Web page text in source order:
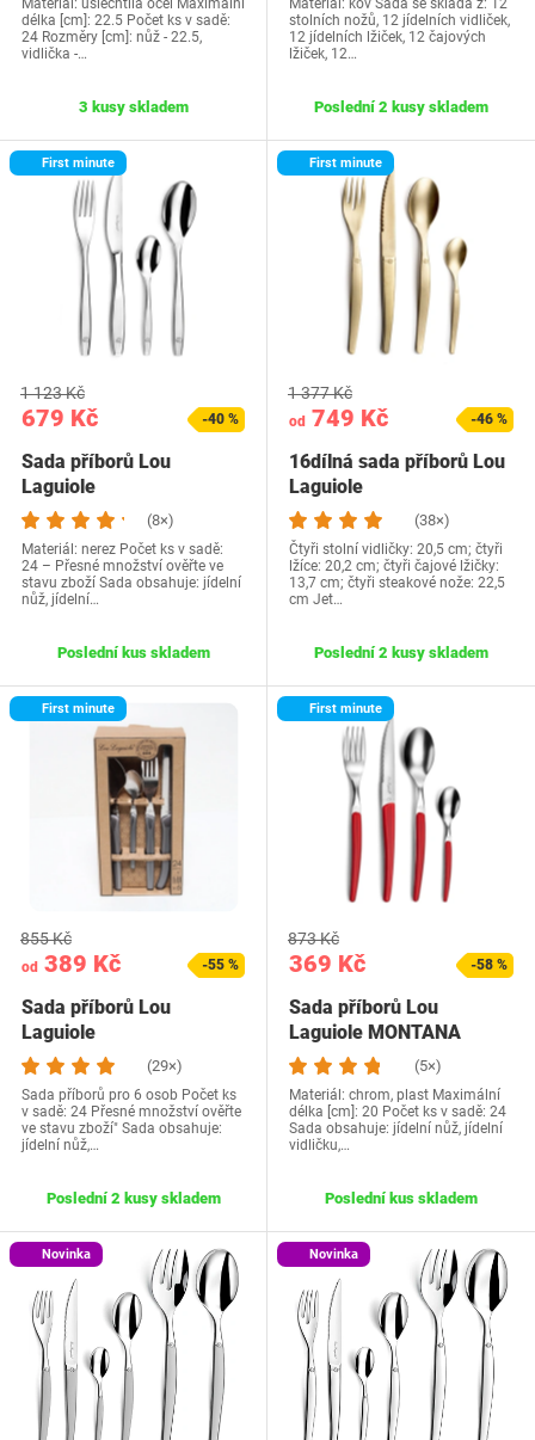
Materiál: ušlechtilá ocel Maximální
délka [cm]: 22.5 Počet ks v sadě:
24 Rozměry [cm]: nůž - 22.5,
vidlička -…
3 kusy skladem
Materiál: kov Sada se skláda z: 12
stolních nožů, 12 jídelních vidliček,
12 jídelních lžiček, 12 čajových
lžiček, 12…
Poslední 2 kusy skladem
First minute
679 Kč
1 123 Kč
-40 %
Sada příborů Lou
Laguiole
251900M000C40
(8×)
Materiál: nerez Počet ks v sadě:
24 – Přesné množství ověřte ve
stavu zboží Sada obsahuje: jídelní
nůž, jídelní…
Poslední kus skladem
First minute
od 749 Kč
1 377 Kč
-46 %
16dílná sada příborů Lou
Laguiole
(38×)
Čtyři stolní vidličky: 20,5 cm; čtyři
lžíce: 20,2 cm; čtyři čajové lžičky:
13,7 cm; čtyři steakové nože: 22,5
cm Jet…
Poslední 2 kusy skladem
First minute
od 389 Kč
855 Kč
-55 %
Sada příborů Lou
Laguiole
3722GYAF27C40
(29×)
Sada příborů pro 6 osob Počet ks
v sadě: 24 Přesné množství ověřte
ve stavu zboží" Sada obsahuje:
jídelní nůž,…
Poslední 2 kusy skladem
First minute
369 Kč
873 Kč
-58 %
Sada příborů Lou
Laguiole MONTANA
(5×)
Materiál: chrom, plast Maximální
délka [cm]: 20 Počet ks v sadě: 24
Sada obsahuje: jídelní nůž, jídelní
vidličku,…
Poslední kus skladem
Novinka Novinka